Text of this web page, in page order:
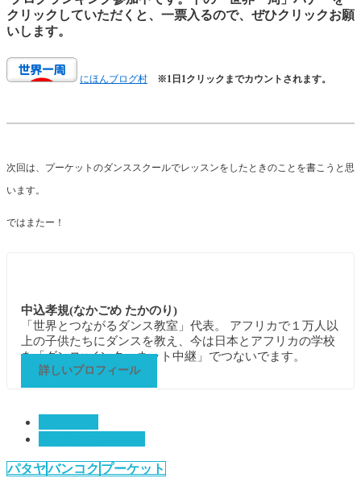
クリックしていただくと、一票入るので、ぜひクリックお願
いします。
にほんブログ村 ※1日1クリックまでカウントされます。
次回は、プーケットのダンススクールでレッスンをしたときのことを書こうと思
います。
ではまたー！
中込孝規(なかごめ たかのり)
「世界とつながるダンス教室」代表。 アフリカで１万人以
上の子供たちにダンスを教え、今は日本とアフリカの学校
を「ダンス×インターネット中継」でつないでます。
詳しいプロフィール
パタヤバンコク プーケット